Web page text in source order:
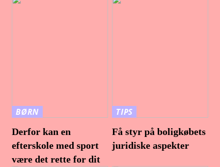
BØRN
Derfor kan en
efterskole med sport
være det rette for dit
TIPS
Få styr på boligkøbets
juridiske aspekter